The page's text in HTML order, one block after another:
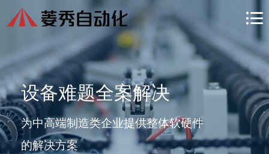

设备难题全案解决
为中高端制造类企业提供整体软硬件
的解决方案